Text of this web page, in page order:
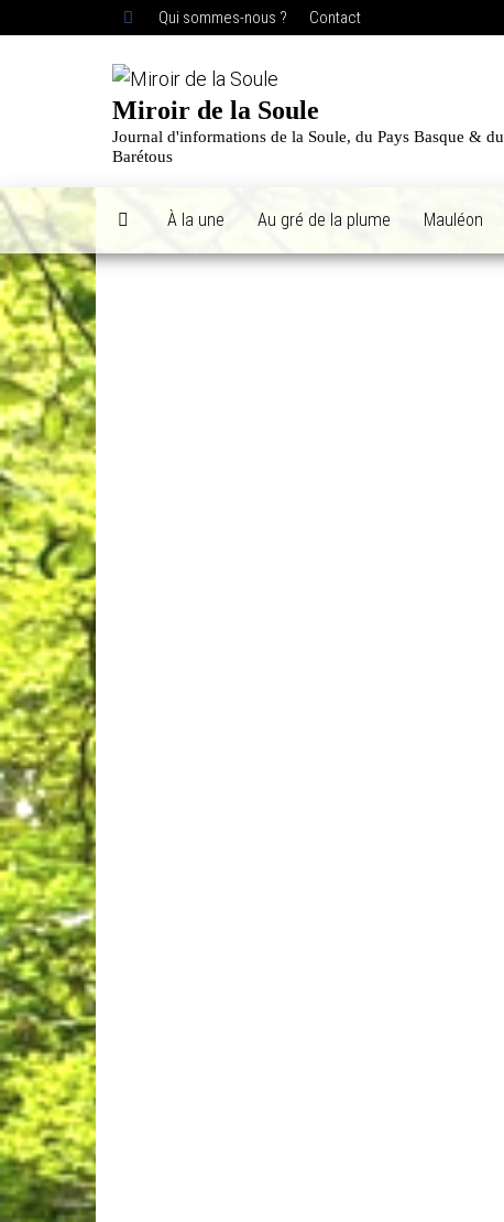
Qui sommes-nous ? Contact
Miroir de la Soule
Journal d'informations de la Soule, du Pays Basque & du
Barétous
À la une Au gré de la plume Mauléon